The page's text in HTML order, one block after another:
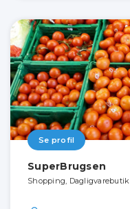
Se profil
SuperBrugsen
Shopping, Dagligvarebutik